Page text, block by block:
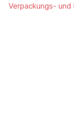
Verpackungs-